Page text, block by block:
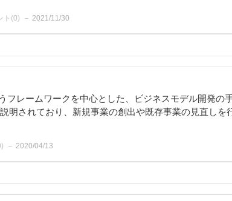
ト(0) 2021/11/30
フレームワークを中心とした、ビジネスモデル開発の
明されており、新規事業の創出や既存事業の見直しを
) 2020/04/13